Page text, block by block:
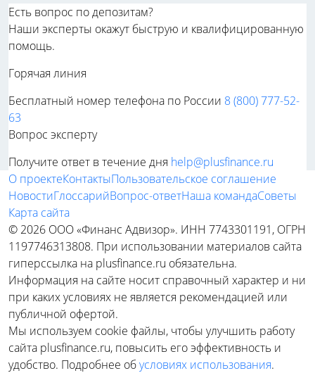
Есть вопрос по депозитам?
Наши эксперты окажут быструю и квалифицированную
помощь.
Горячая линия
Бесплатный номер телефона по России 8 (800) 777-52-
63
Вопрос эксперту
Получите ответ в течение дня help@plusfinance.ru
О проектеКонтактыПользовательское соглашение
НовостиГлоссарийВопрос-ответНаша командаСоветы
Карта сайта
© 2026 ООО «Финанс Адвизор». ИНН 7743301191, ОГРН
1197746313808. При использовании материалов сайта
гиперссылка на plusfinance.ru обязательна.
Информация на сайте носит справочный характер и ни
при каких условиях не является рекомендацией или
публичной офертой.
Мы используем cookie файлы, чтобы улучшить работу
сайта plusfinance.ru, повысить его эффективность и
удобство. Подробнее обусловиях использования.